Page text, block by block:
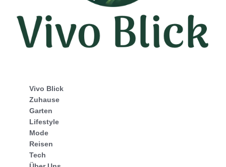
Vivo Blick
Zuhause
Garten
Lifestyle
Mode
Reisen
Tech